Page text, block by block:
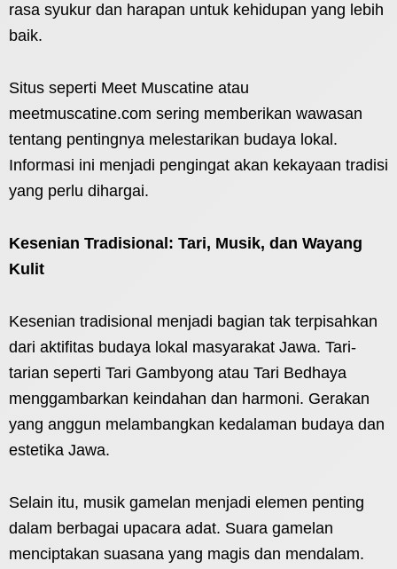
rasa syukur dan harapan untuk kehidupan yang lebih
baik.
Situs seperti Meet Muscatine atau
meetmuscatine.com sering memberikan wawasan
tentang pentingnya melestarikan budaya lokal.
Informasi ini menjadi pengingat akan kekayaan tradisi
yang perlu dihargai.
Kesenian Tradisional: Tari, Musik, dan Wayang
Kulit
Kesenian tradisional menjadi bagian tak terpisahkan
dari aktifitas budaya lokal masyarakat Jawa. Tari-
tarian seperti Tari Gambyong atau Tari Bedhaya
menggambarkan keindahan dan harmoni. Gerakan
yang anggun melambangkan kedalaman budaya dan
estetika Jawa.
Selain itu, musik gamelan menjadi elemen penting
dalam berbagai upacara adat. Suara gamelan
menciptakan suasana yang magis dan mendalam.